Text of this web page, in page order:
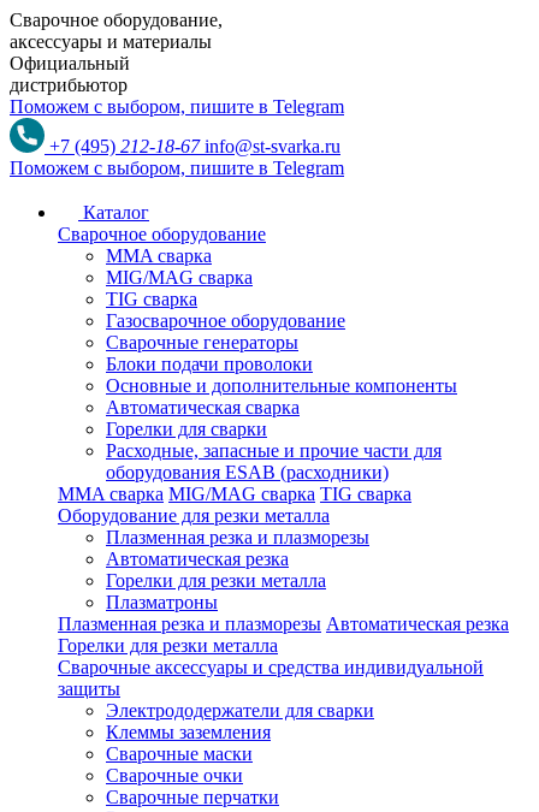
Сварочное оборудование,
аксессуары и материалы
Официальный
дистрибьютор
Поможем с выбором, пишите в Telegram
+7 (495) 212-18-67 info@st-svarka.ru
Поможем с выбором, пишите в Telegram
Каталог
Сварочное оборудование
MMA сварка
MIG/MAG сварка
TIG сварка
Газосварочное оборудование
Сварочные генераторы
Блоки подачи проволоки
Основные и дополнительные компоненты
Автоматическая сварка
Горелки для сварки
Расходные, запасные и прочие части для
оборудования ESAB (расходники)
MMA сварка MIG/MAG сварка TIG сварка
Оборудование для резки металла
Плазменная резка и плазморезы
Автоматическая резка
Горелки для резки металла
Плазматроны
Плазменная резка и плазморезы Автоматическая резка
Горелки для резки металла
Сварочные аксессуары и средства индивидуальной
защиты
Электрододержатели для сварки
Клеммы заземления
Сварочные маски
Сварочные очки
Сварочные перчатки